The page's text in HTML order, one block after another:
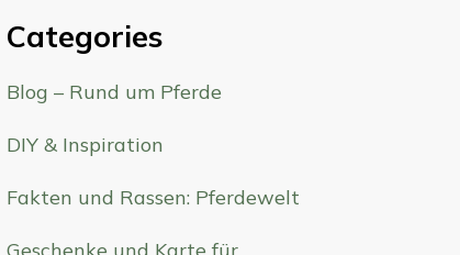
Categories
Blog – Rund um Pferde
DIY & Inspiration
Fakten und Rassen: Pferdewelt
Geschenke und Karte für